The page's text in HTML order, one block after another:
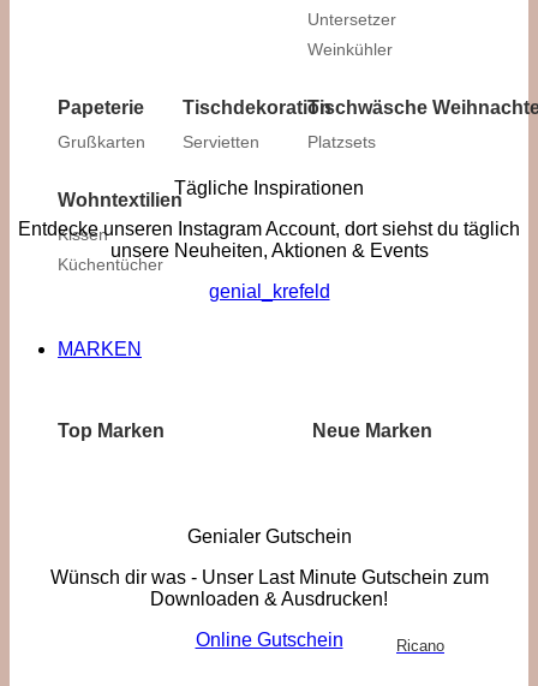
Untersetzer
Weinkühler
Papeterie
Grußkarten
Tischdekoration
Servietten
Tischwäsche
Platzsets
Wohntextilien
Kissen
Küchentücher
MARKEN
Top Marken Neue Marken
Ricano
Tägliche Inspirationen
Entdecke unseren Instagram Account, dort siehst du täglich
unsere Neuheiten, Aktionen & Events
genial_krefeld
Genialer Gutschein
Wünsch dir was - Unser Last Minute Gutschein zum
Downloaden & Ausdrucken!
Online Gutschein